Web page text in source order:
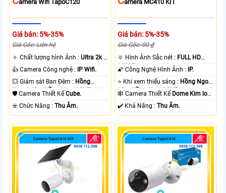
Amera Wifi TapoC120
Giá bán: 5%-35%
Giá Gốc: Liên hệ
🔅 Chất lượng hình Ảnh :Ultra 2k +
.
👍 Camera Công nghệ : IP Wifi.
💥 Giám sát Ban Đêm : Hồng
Ngoại 10m Hồng Ngoại SMD.
🛡 Camera Thiết KếCube.
️☣️ Chức Năng :Thu Âm.
Amera MC410 KIT
Giá bán: 5%-35%
Giá Gốc: 00 ₫
🔆 Hình Ảnh Sắc nét : FULL HD
1080P .
🌠 Công Nghệ Hình Ảnh : IP.
⭐ Khi xem thiếu sáng : Hồng Ngoại
10m Hồng Ngoại SMD.
🕸️ Camera Thiết Kế Dome Kim loại
+ Nhựa.
️✔️ Khả Năng :Thu Âm.